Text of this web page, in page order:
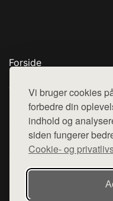
Vi bruger cookies
forbedre din
indhold og
siden fungerer
Cookie- og
Forside
Top Rabatter
Blog
Kontakt
Denne side er en del af
hjemmesider med